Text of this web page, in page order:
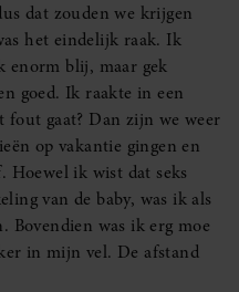
dat zouden we krijgen
het eindelijk raak. Ik
enorm blij, maar gek
goed. Ik raakte in een
fout gaat? Dan zijn we weer
op vakantie gingen en
Hoewel ik wist dat seks
van de baby, was ik als
Bovendien was ik erg moe
in mijn vel. De afstand